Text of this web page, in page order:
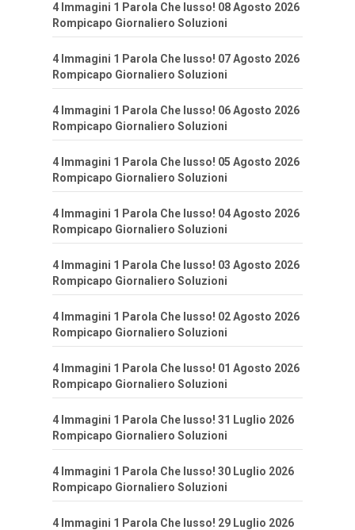
4 Immagini 1 Parola Che lusso! 08 Agosto 2026
Rompicapo Giornaliero Soluzioni
4 Immagini 1 Parola Che lusso! 07 Agosto 2026
Rompicapo Giornaliero Soluzioni
4 Immagini 1 Parola Che lusso! 06 Agosto 2026
Rompicapo Giornaliero Soluzioni
4 Immagini 1 Parola Che lusso! 05 Agosto 2026
Rompicapo Giornaliero Soluzioni
4 Immagini 1 Parola Che lusso! 04 Agosto 2026
Rompicapo Giornaliero Soluzioni
4 Immagini 1 Parola Che lusso! 03 Agosto 2026
Rompicapo Giornaliero Soluzioni
4 Immagini 1 Parola Che lusso! 02 Agosto 2026
Rompicapo Giornaliero Soluzioni
4 Immagini 1 Parola Che lusso! 01 Agosto 2026
Rompicapo Giornaliero Soluzioni
4 Immagini 1 Parola Che lusso! 31 Luglio 2026
Rompicapo Giornaliero Soluzioni
4 Immagini 1 Parola Che lusso! 30 Luglio 2026
Rompicapo Giornaliero Soluzioni
4 Immagini 1 Parola Che lusso! 29 Luglio 2026